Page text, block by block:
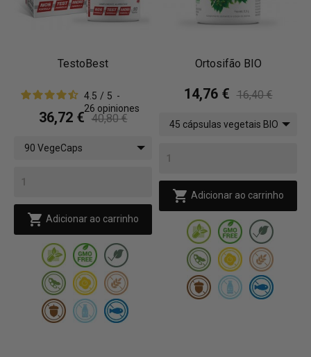
TestoBest
4.5 / 5 -
26 opiniones
36,72 € 40,80 €
90 VegeCaps
 Adicionar ao carrinho
Ortosifão BIO
14,76 € 16,40 €
45 cápsulas vegetais BIO
 Adicionar ao carrinho